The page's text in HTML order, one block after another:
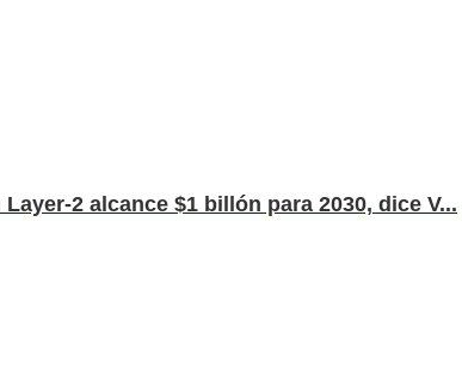
2 alcance $1 billón para 2030, dice V...